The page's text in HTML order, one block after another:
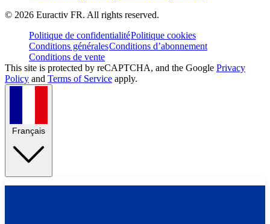
© 2026 Euractiv FR. All rights reserved.
Politique de confidentialitéPolitique cookies
Conditions généralesConditions d’abonnement
Conditions de vente
This site is protected by reCAPTCHA, and the Google Privacy
Policy and Terms of Service apply.
Français